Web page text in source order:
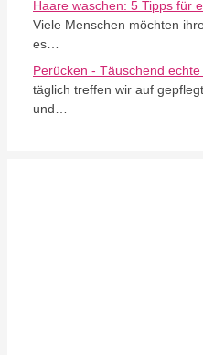
Haare waschen: 5 Tipps für
Viele Menschen möchten
es…
Perücken - Täuschend
täglich treffen wir auf
und…